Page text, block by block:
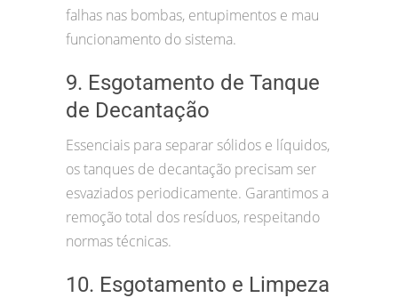
falhas nas bombas, entupimentos e mau
funcionamento do sistema.
9. Esgotamento de Tanque
de Decantação
Essenciais para separar sólidos e líquidos,
os tanques de decantação precisam ser
esvaziados periodicamente. Garantimos a
remoção total dos resíduos, respeitando
normas técnicas.
10. Esgotamento e Limpeza